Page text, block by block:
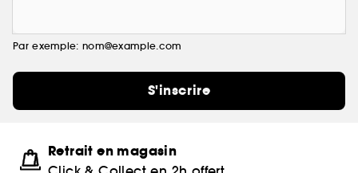
Par exemple: nom@example.com
S'inscrire
Retrait en magasin